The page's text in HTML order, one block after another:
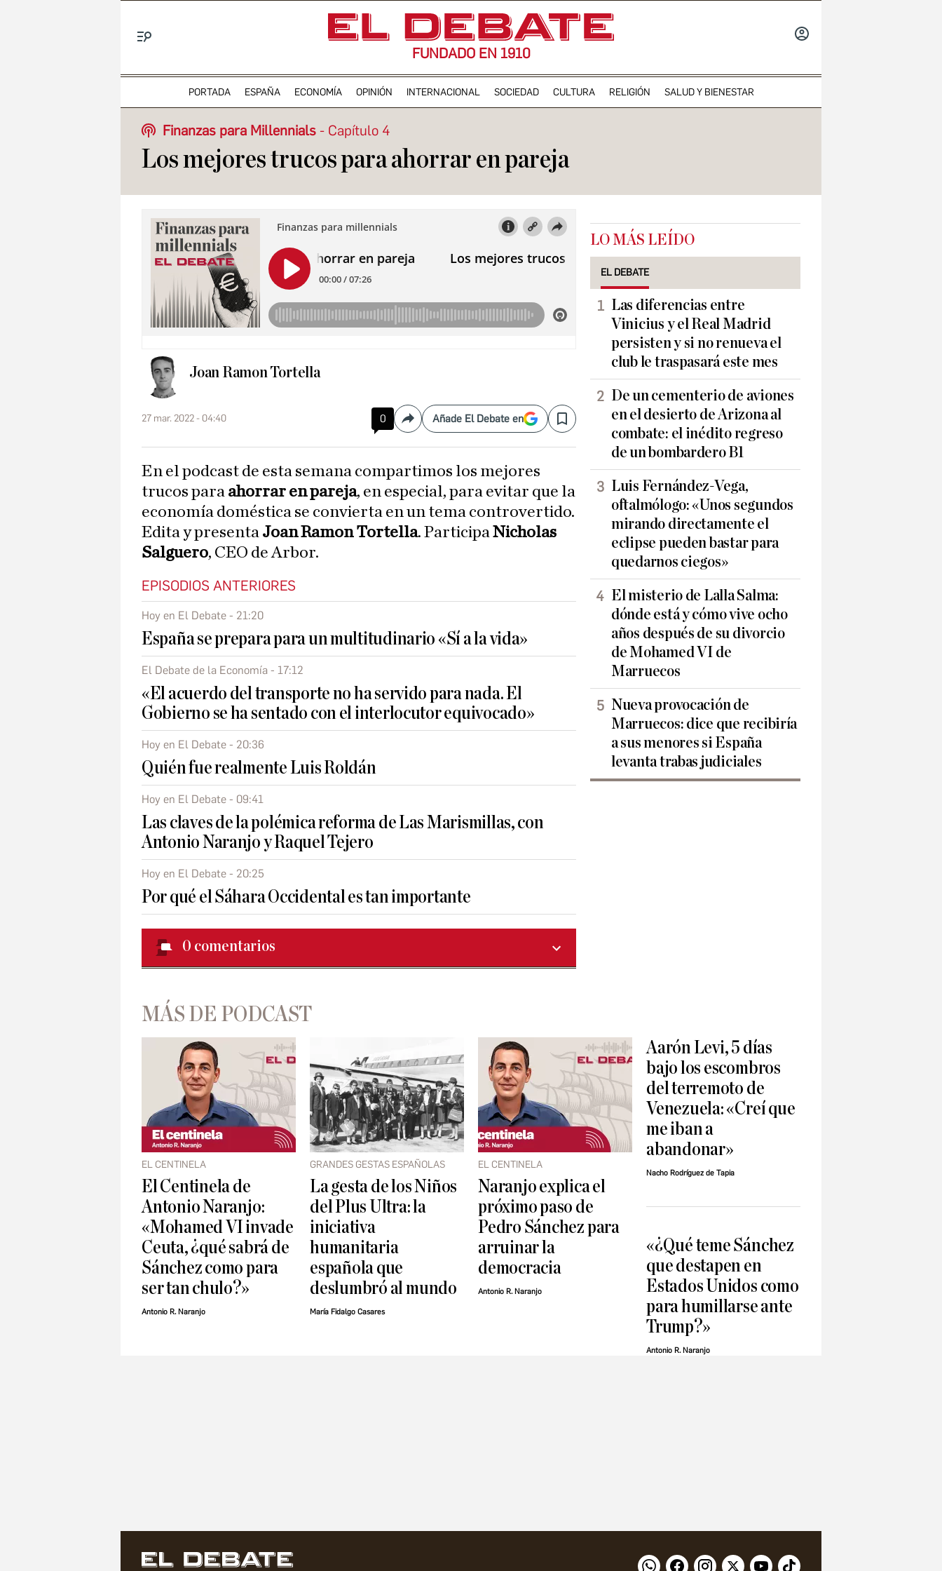
FUNDADO EN 1910
PORTADA ESPAÑA ECONOMÍA OPINIÓN INTERNACIONAL SOCIEDAD CULTURA RELIGIÓN SALUD Y BIENESTAR
Finanzas para Millennials Capítulo 4
Los mejores trucos para ahorrar en pareja
Joan Ramon Tortella
27 mar. 2022 - 04:40 0 CompartirAñade El Debate en Save
En el podcast de esta semana compartimos los mejores
trucos para ahorrar en pareja, en especial, para evitar que la
economía doméstica se convierta en un tema controvertido.
Edita y presenta Joan Ramon Tortella. ParticipaNicholas
Salguero, CEO de Arbor.
EPISODIOS ANTERIORES
Hoy en El Debate - 21:20
España se prepara para un multitudinario «Sí a la vida»
El Debate de la Economía - 17:12
«El acuerdo del transporte no ha servido para nada. El
Gobierno se ha sentado con el interlocutor equivocado»
Hoy en El Debate - 20:36
Quién fue realmente Luis Roldán
Hoy en El Debate - 09:41
Las claves de la polémica reforma de Las Marismillas, con
Antonio Naranjo y Raquel Tejero
Hoy en El Debate - 20:25
Por qué el Sáhara Occidental es tan importante
0 comentarios
LO MÁS LEÍDO
EL DEBATE
Las diferencias entre
Vinicius y el Real Madrid
persisten y si no renueva el
club le traspasará este mes
De un cementerio de aviones
en el desierto de Arizona al
combate: el inédito regreso
de un bombardero B1
Luis Fernández-Vega,
oftalmólogo: «Unos segundos
mirando directamente el
eclipse pueden bastar para
quedarnos ciegos»
El misterio de Lalla Salma:
dónde está y cómo vive ocho
años después de su divorcio
de Mohamed VI de
Marruecos
Nueva provocación de
Marruecos: dice que recibiría
a sus menores si España
levanta trabas judiciales
MÁS DE PODCAST
EL CENTINELA
El Centinela de
Antonio Naranjo:
«Mohamed VI invade
Ceuta, ¿qué sabrá de
Sánchez como para
ser tan chulo?»
Antonio R. Naranjo
GRANDES GESTAS ESPAÑOLAS
La gesta de los Niños
del Plus Ultra: la
iniciativa
humanitaria
española que
deslumbró al mundo
María Fidalgo Casares
EL CENTINELA
Naranjo explica el
próximo paso de
Pedro Sánchez para
arruinar la
democracia
Antonio R. Naranjo
Aarón Levi, 5 días
bajo los escombros
del terremoto de
Venezuela: «Creí que
me iban a
abandonar»
Nacho Rodríguez de Tapia
«¿Qué teme Sánchez
que destapen en
Estados Unidos como
para humillarse ante
Trump?»
Antonio R. Naranjo